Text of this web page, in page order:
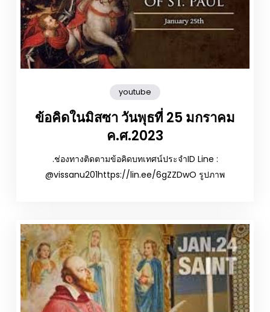
youtube
ข้อคิดในมิสซา วันพุธที่ 25 มกราคม
ค.ศ.2023
.ช่องทางติดตามข้อคิดบทเทศน์ประจำID Line :
@vissanu201https://lin.ee/6gZZDwO รูปภาพ